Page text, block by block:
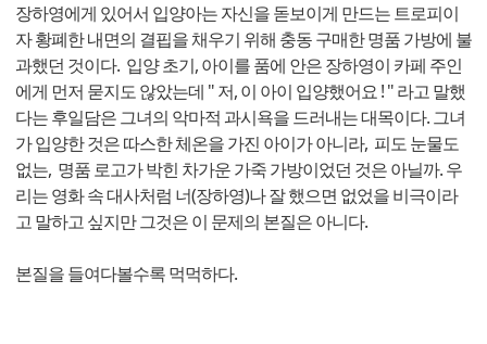
장하영에게 있어서 입양아는 자신을 돋보이게 만드는 트로피이
자 황폐한 내면의 결핍을 채우기 위해 충동 구매한 명품 가방에 불
과했던 것이다. 입양 초기, 아이를 품에 안은 장하영이 카페 주인
에게 먼저 묻지도 않았는데 " 저, 이 아이 입양했어요 ! " 라고 말했
다는 후일담은 그녀의 악마적 과시욕을 드러내는 대목이다. 그녀
가 입양한 것은 따스한 체온을 가진 아이가 아니라, 피도 눈물도
없는, 명품 로고가 박힌 차가운 가죽 가방이었던 것은 아닐까. 우
리는 영화 속 대사처럼 너(장하영)나 잘 했으면 없었을 비극이라
고 말하고 싶지만 그것은 이 문제의 본질은 아니다.
본질을 들여다볼수록 먹먹하다.